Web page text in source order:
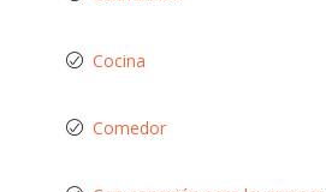
Cocina
Comedor